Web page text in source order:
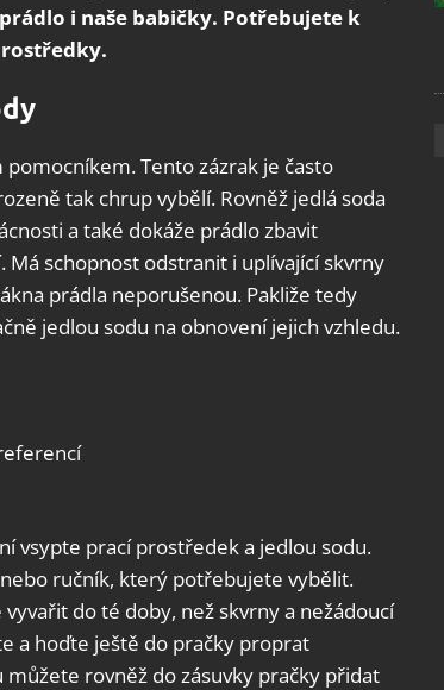
i naše babičky. Potřebujete k
pomocníkem. Tento zázrak je často
tak chrup vybělí. Rovněž jedlá soda
a také dokáže prádlo zbavit
schopnost odstranit i uplívající skvrny
prádla neporušenou. Pakliže tedy
jedlou sodu na obnovení jejich vzhledu.
vsypte prací prostředek a jedlou sodu.
ručník, který potřebujete vybělit.
do té doby, než skvrny a nežádoucí
a hoďte ještě do pračky proprat
rovněž do zásuvky pračky přidat